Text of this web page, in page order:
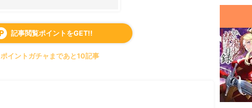
local_parking 記事閲覧ポイントをGET!!
ポイントガチャまであと10記事